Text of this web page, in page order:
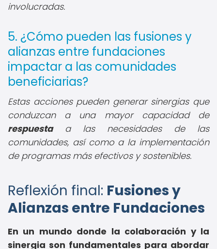
involucradas.
5. ¿Cómo pueden las fusiones y
alianzas entre fundaciones
impactar a las comunidades
beneficiarias?
Estas acciones pueden generar sinergias que
conduzcan a una mayor capacidad de
respuestaa las necesidades de las
comunidades, así como a la implementación
de programas más efectivos y sostenibles.
Reflexión final: Fusiones y
Alianzas entre Fundaciones
En un mundo donde la colaboración y la
sinergia son fundamentales para abordar